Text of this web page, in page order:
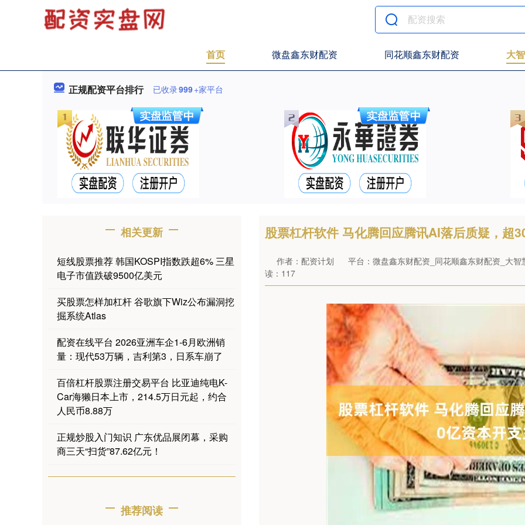
首页 微盘鑫东财配资 同花顺鑫东财配资 大
正规配资平台排行 已收录999+家平台
股票杠杆软件 马化腾回应腾讯AI落后质疑，超
作者：配资计划
平台：微盘鑫东财配资_同花顺鑫东财配资_大智
读：117
相关更新
短线股票推荐 韩国KOSPI指数跌超6% 三星
电子市值跌破9500亿美元
买股票怎样加杠杆 谷歌旗下Wiz公布漏洞挖
掘系统Atlas
配资在线平台 2026亚洲车企1-6月欧洲销
量：现代53万辆，吉利第3，日系车崩了
百倍杠杆股票注册交易平台 比亚迪纯电K-
Car海獭日本上市，214.5万日元起，约合
人民币8.88万
正规炒股入门知识 广东优品展闭幕，采购
商三天“扫货”87.62亿元！
推荐阅读